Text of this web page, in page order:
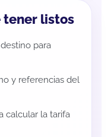
tener listos
para
y referencias del
calcular la tarifa